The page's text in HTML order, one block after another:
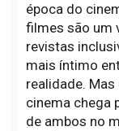
época do
filmes são um
revistas
mais íntimo
realidade.
cinema chega
de ambos no